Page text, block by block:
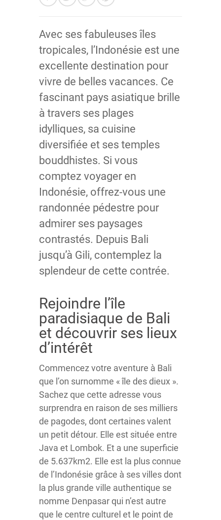
Avec ses fabuleuses îles
tropicales, l’Indonésie est une
excellente destination pour
vivre de belles vacances. Ce
fascinant pays asiatique brille
à travers ses plages
idylliques, sa cuisine
diversifiée et ses temples
bouddhistes. Si vous
comptez voyager en
Indonésie, offrez-vous une
randonnée pédestre pour
admirer ses paysages
contrastés. Depuis Bali
jusqu’à Gili, contemplez la
splendeur de cette contrée.
Rejoindre l’île
paradisiaque de Bali
et découvrir ses lieux
d’intérêt
Commencez votre aventure à Bali
que l’on surnomme « île des dieux ».
Sachez que cette adresse vous
surprendra en raison de ses milliers
de pagodes, dont certaines valent
un petit détour. Elle est située entre
Java et Lombok. Et a une superficie
de 5.637km2. Elle est la plus connue
de l’Indonésie grâce à ses villes dont
la plus grande ville authentique se
nomme Denpasar qui n’est autre
que le centre culturel et le point de